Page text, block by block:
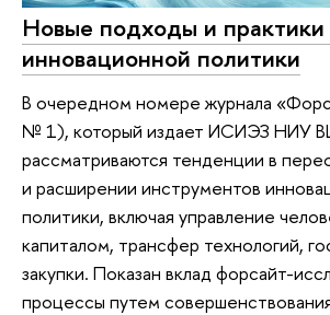
Новые подходы и
инновационной политики
В очередном номере журнала
№ 1), который издает ИСИЭЗ НИУ
рассматриваются тенденции в
и расширении инструментов
политики, включая управление
капиталом, трансфер технологий,
закупки. Показан вклад форсайт-
процессы путем